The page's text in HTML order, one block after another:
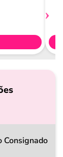
Consignado